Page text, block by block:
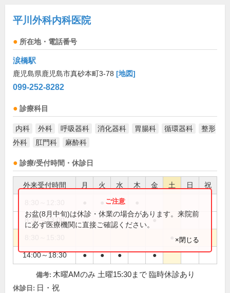
平川外科内科医院
所在地・電話番号
涙橋駅
鹿児島県鹿児島市真砂本町3-78 [地図]
099-252-8282
診療科目
内科 外科 呼吸器科 消化器科 胃腸科 循環器科
整形
外科
肛門科 麻酔科
診療/受付時間・休診日
外来受付時間 月 火 水 木 金 土 日 祝
●
8:30～13:00 ●
14:00～18:30 ● ● ● ●
お盆(8月中旬)は休診・休業の場合があります。来院前
に必ず医療機関に直接ご確認ください。
×閉じる
備考: 木曜AMのみ 土曜15:30まで 臨時休診あり
休診日: 日・祝